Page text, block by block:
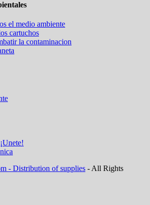
el medio ambiente
cartuchos
la contaminacion
- Distribution of supplies - All Rights